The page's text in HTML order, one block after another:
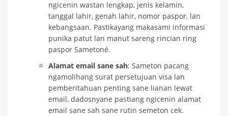
ngicenin wastan lengkap, jenis kelamin,
tanggal lahir, genah lahir, nomor paspor, lan
kebangsaan. Pastikayang makasami informasi
punika patut lan manut sareng rincian ring
paspor Sametoné.
Alamat email sane sah: Sameton pacang
ngamolihang surat persetujuan visa lan
pemberitahuan penting sane lianan lewat
email, dadosnyane pastiang ngicenin alamat
email sane sah sane rutin semeton cek.